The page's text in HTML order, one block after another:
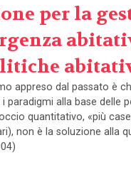
per la
appreso dal passato è
paradigmi alla base delle
quantitativo, «più
non è la soluzione alla